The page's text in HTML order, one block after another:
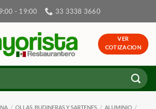
- 19:00 33 3338 3660
VER
COTIZACION
/ OLLAS, BUDINERAS Y SARTENES / ALUMINIO /